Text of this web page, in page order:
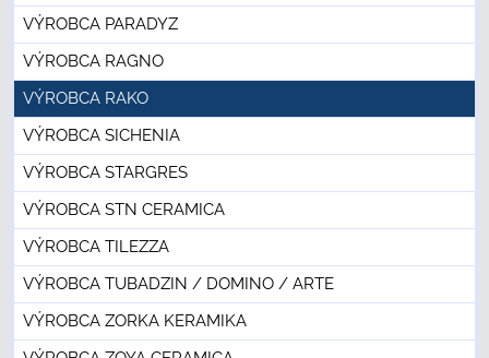
VÝROBCA PARADYZ
VÝROBCA RAGNO
VÝROBCA RAKO
VÝROBCA SICHENIA
VÝROBCA STARGRES
VÝROBCA STN CERAMICA
VÝROBCA TILEZZA
VÝROBCA TUBADZIN / DOMINO / ARTE
VÝROBCA ZORKA KERAMIKA